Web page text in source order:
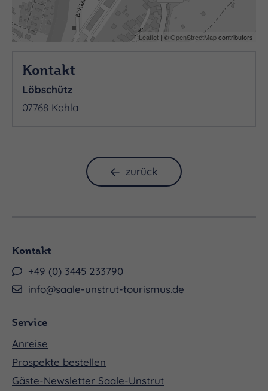
Kleineutersdorf. DiePorzellanstadt Kahla
hat
einen sehenswerten alten Stadtkern mit einer fast
restaurierten Bauernhäusern.
Leaflet | ©OpenStreetMapcontributors
Kontakt
Löbschütz
07768 Kahla
zurück
Kontakt
+49 (0) 3445 233790
info@saale-unstrut-tourismus.de
Service
Anreise
Prospekte bestellen
Gäste-Newsletter Saale-Unstrut